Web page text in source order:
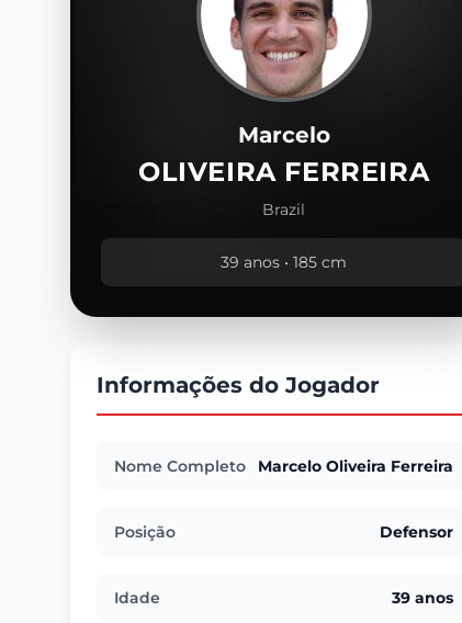
Marcelo
OLIVEIRA FERREIRA
Brazil
39 anos • 185 cm
Informações do Jogador
Nome Completo Marcelo Oliveira Ferreira
Posição Defensor
Idade 39 anos